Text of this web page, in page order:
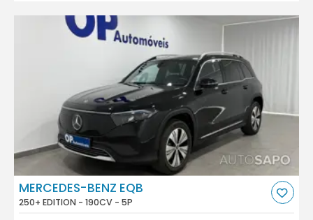
MERCEDES-BENZ EQB
250+ EDITION - 190CV - 5P